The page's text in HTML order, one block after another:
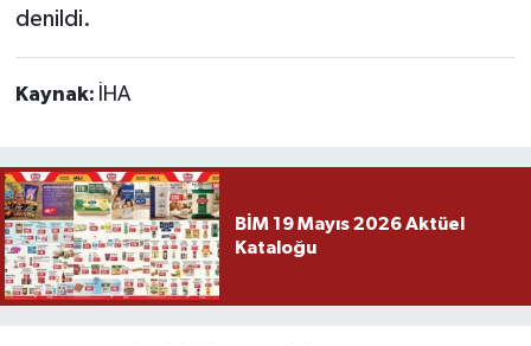
denildi.
Kaynak: İHA
BİM 19 Mayıs 2026 Aktüel
Kataloğu